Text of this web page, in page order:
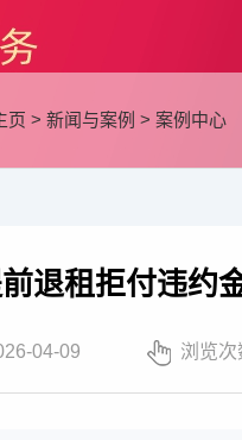
页 > 新闻与案例 > 案例中心
退租拒付违约
04-09 浏览次